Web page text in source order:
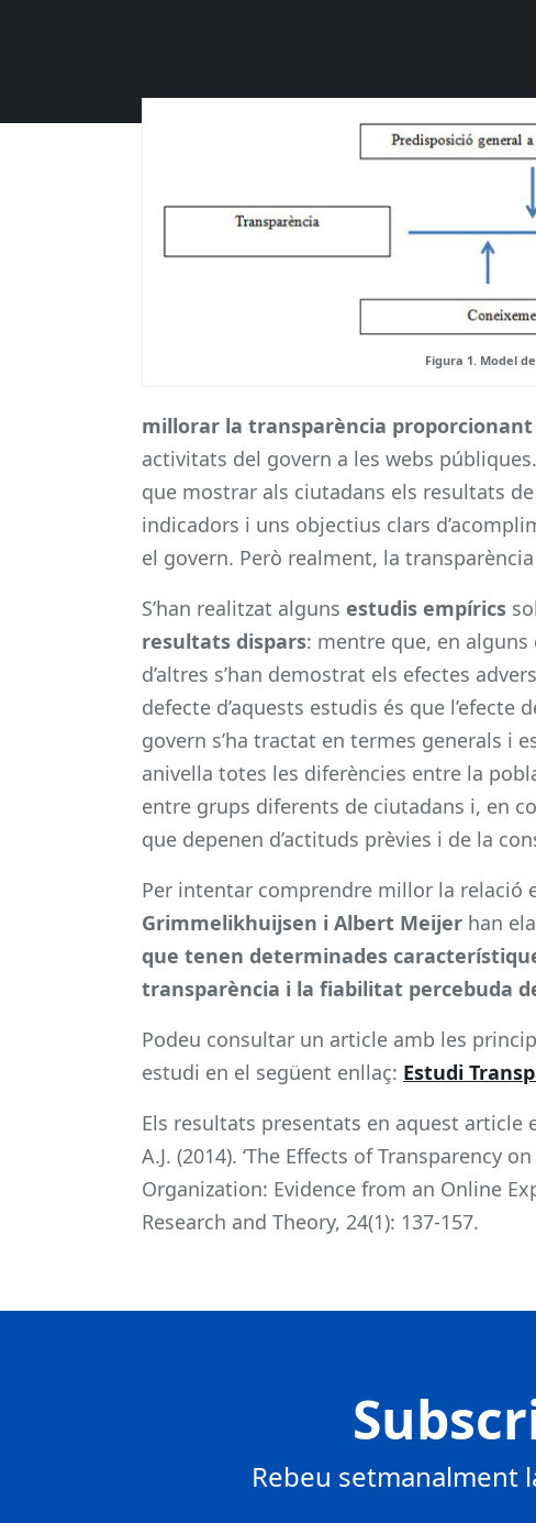
Figura 1. Model
millorar la transparència
activitats del govern a les webs
que mostrar als ciutadans els resultats
indicadors i uns objectius clars
el govern. Però realment, la
S’han realitzat alguns estudis empírics
resultats dispars: mentre que, en alguns
d’altres s’han demostrat els efectes
defecte d’aquests estudis és que
govern s’ha tractat en termes generals i
anivella totes les diferències entre la
entre grups diferents de ciutadans i, en
que depenen d’actituds prèvies i de la
Per intentar comprendre millor la relació
Grimmelikhuijsen i Albert Meijer han
que tenen determinades
transparència i la fiabilitat percebuda
Podeu consultar un article amb les
estudi en el següent enllaç: Estudi
Els resultats presentats en aquest article
A.J. (2014). ‘The Effects of Transparency
Organization: Evidence from an Online
Research and Theory, 24(1): 137-157.
Rebeu setmanalment